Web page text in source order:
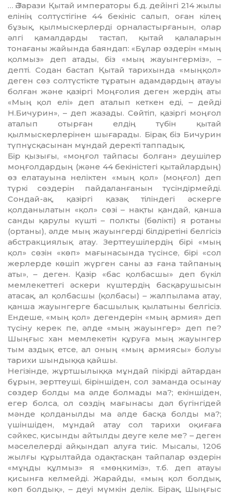
… Ә.Тарази Қытай императоры б.д. дейінгі 214 жылы
елінің солтүстігіне 44 бекініс салып, оған кілең
бұзық, қылмыскерлерді орналастырғанын, олар
әлгі қамалдарды тастап, қытай қалаларын
тонағаны жайында баяндап: «Бұлар өздерін «мың
қолмыз» деп атады, біз «мың жауынгерміз», –
депті. Содан бастап Қытай тарихында «мыңқол»
деген сөз солтүстікте тұратын адамдардың атауы
болған және қазіргі Моңғолия деген жердің аты
«Мың қол елі» деп аталып кеткен еді, – дейді
Н.Бичурин», – деп жазады. Сөйтіп, қазіргі моңғол
аталып отырған елдің түбін қытай
қылмыскерлерінен шығарады. Бірақ біз Бичурин
түпнұсқасынан мұндай деректі таппадық.
Бір қызығы, «моңғол тайпасы болған» деушілер
моңғолдардың (және 44 бекіністегі қытайлардың)
өз елатауына неліктен «мың қол» (моңғол) деп
түркі сөздерін пайдаланғанын түсіндірмейді.
Сондай-ақ, қазіргі қазақ тіліндегі әскерге
қолданылатын «қол» сөзі – нақты қандай, қанша
санды қарулы күшті – полкты (бөлікті) я ротаны
(ортаны), әлде мың жауынгерді білдіретіні белгісіз
абстракциялық атау. Зерттеушілердің бірі «мың
қол» сөзін «көп» мағынасында түсінсе, бірі «сол
жерлерде көшіп жүрген саны аз ғана тайпаның
аты», – деген. Қазір «бас қолбасшы» деп бүкіл
мемлекет­тегі әскери күштердің басқарушысын
атасақ, ал қолбасшы (қолбасы) – жалпылама атау,
қанша жауынгерге басшылық қылатыны белгісіз.
Ендеше, «мың қол» дегендерін «мың армия» деп
түсіну керек пе, әлде «мың жауынгер» деп пе?
Шыңғыс хан мемлекетін құруға мың жауынгер
тым аздық етсе, ал оның «мың армиясы» болуы
тарихи шындыққа қайшы.
Негізінде, жұртшылыққа мұндай пікірді айтардан
бұрын, зерттеуші, біріншіден, сол заманда осынау
сөздер болды ма әлде болмады ма?; екіншіден,
егер болса, ол сөздің мағынасы дәл бүгінгідей
мәнде қолданылды ма әлде басқа болды ма?;
үшіншіден, мұндай атау сол тарихи оқиғаға
сәйкес, қисынды айтылды деуге келе ме? – деген
мәселелерді айқындап алуға тиіс. Мысалы, 1206
жылғы құрылтайда одақтасқан тайпалар өздерін
«мұңды құлмыз» я «мөңкиміз», т.б. деп атауы
қисынға келмейді. Жарайды, «мың қол болдық,
көп болдық», – деуі мүмкін делік. Бірақ, Шыңғыс